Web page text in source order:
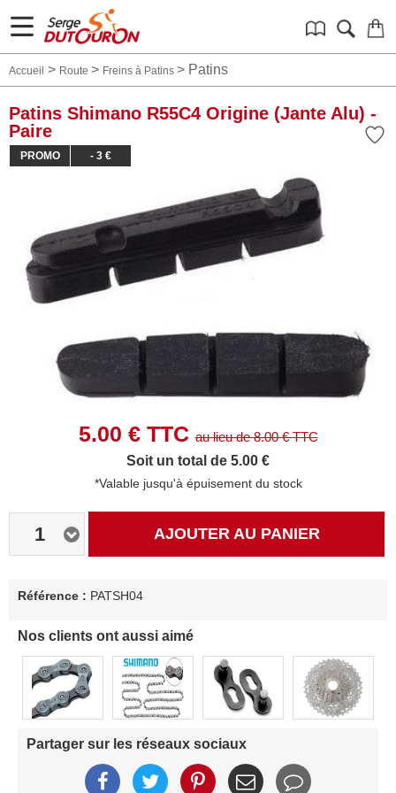
Accueil > Route > Freins à Patins > Patins
Patins Shimano R55C4 Origine (Jante Alu) -
Paire
PROMO - 3 €
5.00 € TTCau lieu de8.00€ TTC
Soit un total de 5.00 €
*Valable jusqu'à épuisement du stock
1 AJOUTER AU PANIER
Référence : PATSH04
Nos clients ont aussi aimé
Partager sur les réseaux sociaux